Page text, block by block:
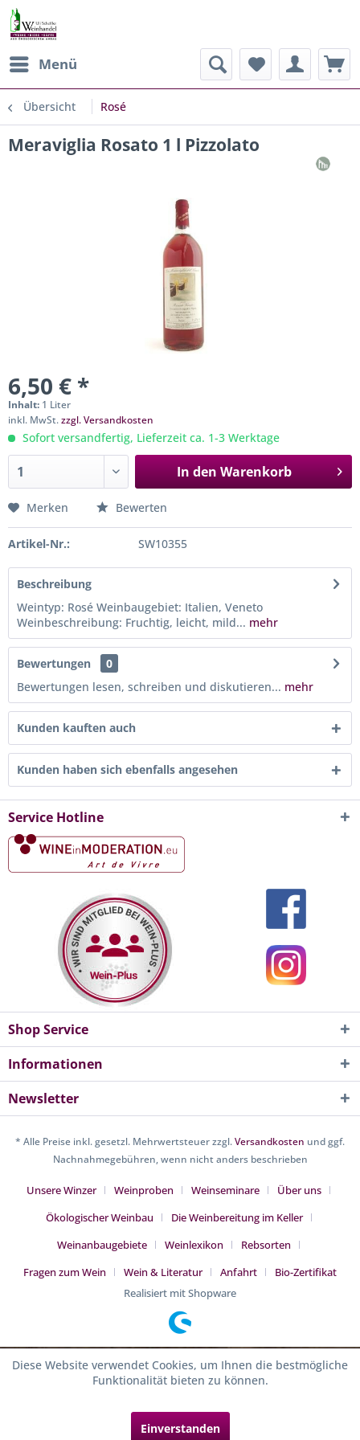
Menü
Übersicht Rosé
Meraviglia Rosato 1 l Pizzolato
6,50 € *
Inhalt: 1 Liter
inkl. MwSt.zzgl. Versandkosten
Sofort versandfertig, Lieferzeit ca. 1-3 Werktage
In den Warenkorb
Merken Bewerten
Artikel-Nr.: SW10355
Beschreibung
Weintyp: Rosé Weinbaugebiet: Italien, Veneto
Weinbeschreibung: Fruchtig, leicht, mild... mehr
Bewertungen
0
Bewertungen lesen, schreiben und diskutieren... mehr
Kunden kauften auch
Kunden haben sich ebenfalls angesehen
Service Hotline
Shop Service
Informationen
Newsletter
* Alle Preise inkl. gesetzl. Mehrwertsteuer zzgl.Versandkosten und ggf.
Nachnahmegebühren, wenn nicht anders beschrieben
Unsere Winzer Weinproben Weinseminare
Über uns
Ökologischer Weinbau
Die Weinbereitung im Keller
Weinanbaugebiete
Weinlexikon
Rebsorten
Fragen zum Wein
Wein & Literatur Anfahrt
Bio-Zertifikat
Realisiert mit Shopware
Diese Website verwendet Cookies, um Ihnen die bestmögliche
Funktionalität bieten zu können.
Einverstanden